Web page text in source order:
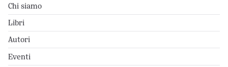
Chi siamo
Libri
Autori
Eventi